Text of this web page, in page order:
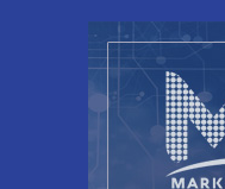
funcionalidad,